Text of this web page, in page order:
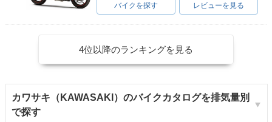
バイクを探す レビューを見る
4位以降のランキングを見る
カワサキ（KAWASAKI）のバイクカタログを排気量別
で探す